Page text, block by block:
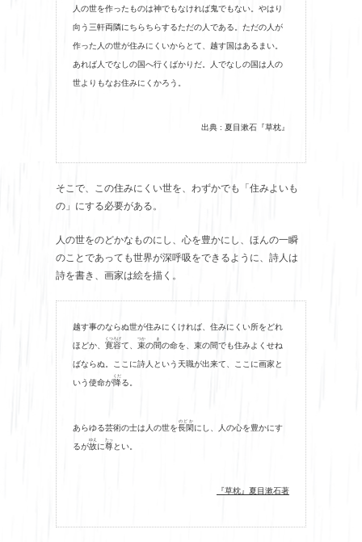
人の世を作ったものは神でもなければ鬼でもない。やはり
向う三軒両隣にちらちらするただの人である。ただの人が
作った人の世が住みにくいからとて、越す国はあるまい。
あれば人でなしの国へ行くばかりだ。人でなしの国は人の
世よりもなお住みにくかろう。
出典 : 夏目漱石『草枕』
そこで、この住みにくい世を、わずかでも「住みよいも
の」にする必要がある。
人の世をのどかなものにし、心を豊かにし、ほんの一瞬
のことであっても世界が深呼吸をできるように、詩人は
詩を書き、画家は絵を描く。
越す事のならぬ世が住みにくければ、住みにくい所をどれ
ほどか、 寛容
くつろげ
て、 束
つか
の間
ま
の命を、束の間でも住みよくせね
ばならぬ。ここに詩人という天職が出来て、ここに画家と
いう使命が降
くだ
る。
あらゆる芸術の士は人の世を長閑
のどか
にし、人の心を豊かにす
るが故
ゆえ
に尊
たっ
とい。
『草枕』夏目漱石著